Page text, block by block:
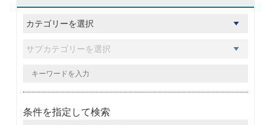
条件を指定して検索